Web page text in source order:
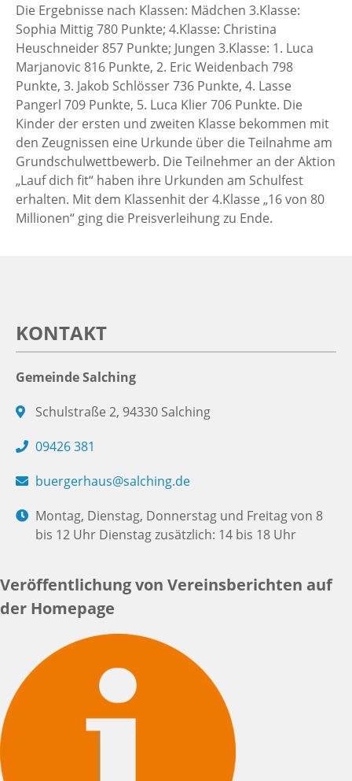
Die Ergebnisse nach Klassen: Mädchen 3.Klasse:
Sophia Mittig 780 Punkte; 4.Klasse: Christina
Heuschneider 857 Punkte; Jungen 3.Klasse: 1. Luca
Marjanovic 816 Punkte, 2. Eric Weidenbach 798
Punkte, 3. Jakob Schlösser 736 Punkte, 4. Lasse
Pangerl 709 Punkte, 5. Luca Klier 706 Punkte. Die
Kinder der ersten und zweiten Klasse bekommen mit
den Zeugnissen eine Urkunde über die Teilnahme am
Grundschulwettbewerb. Die Teilnehmer an der Aktion
„Lauf dich fit“ haben ihre Urkunden am Schulfest
erhalten. Mit dem Klassenhit der 4.Klasse „16 von 80
Millionen“ ging die Preisverleihung zu Ende.
KONTAKT
Gemeinde Salching
Schulstraße 2, 94330 Salching
09426 381
buergerhaus@salching.de
Montag, Dienstag, Donnerstag und Freitag von 8
bis 12 Uhr Dienstag zusätzlich: 14 bis 18 Uhr
Veröffentlichung von Vereinsberichten auf
der Homepage